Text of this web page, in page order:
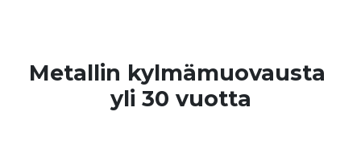
Metallin kylmämuovausta
yli 30 vuotta